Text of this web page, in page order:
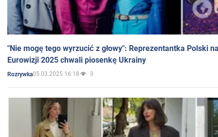
"Nie mogę tego wyrzucić z głowy": Reprezentantka Polski
Eurowizji 2025 chwali piosenkę Ukrainy
Rozrywka05.03.2025 16:18 3